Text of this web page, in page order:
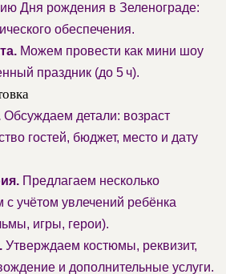
Дня рождения в Зеленограде:
обеспечения.
Можем провести как мини шоу
праздник (до 5 ч).
Обсуждаем детали: возраст
гостей, бюджет, место и дату
Предлагаем несколько
учётом увлечений ребёнка
игры, герои).
Утверждаем костюмы, реквизит,
и дополнительные услуги.